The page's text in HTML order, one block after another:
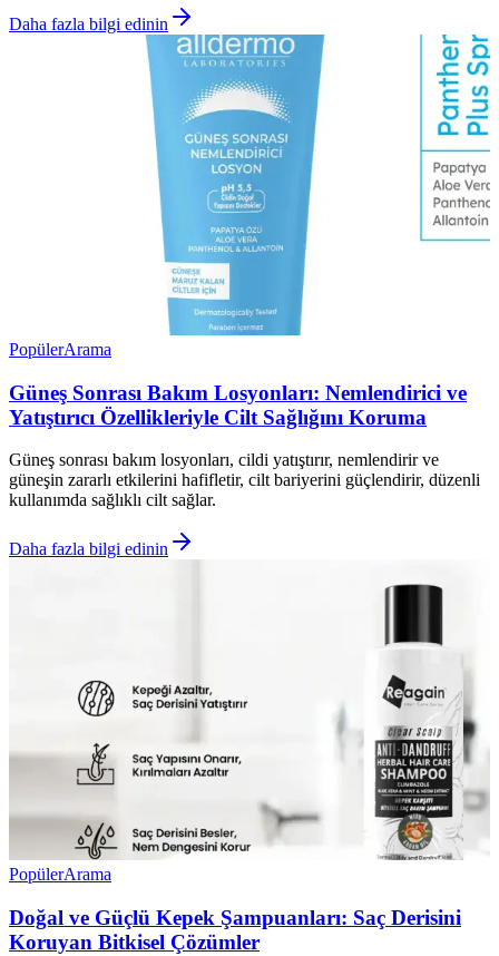
Daha fazla bilgi edinin
PopülerArama
Güneş Sonrası Bakım Losyonları: Nemlendirici ve
Yatıştırıcı Özellikleriyle Cilt Sağlığını Koruma
Güneş sonrası bakım losyonları, cildi yatıştırır, nemlendirir ve
güneşin zararlı etkilerini hafifletir, cilt bariyerini güçlendirir, düzenli
kullanımda sağlıklı cilt sağlar.
Daha fazla bilgi edinin
PopülerArama
Doğal ve Güçlü Kepek Şampuanları: Saç Derisini
Koruyan Bitkisel Çözümler